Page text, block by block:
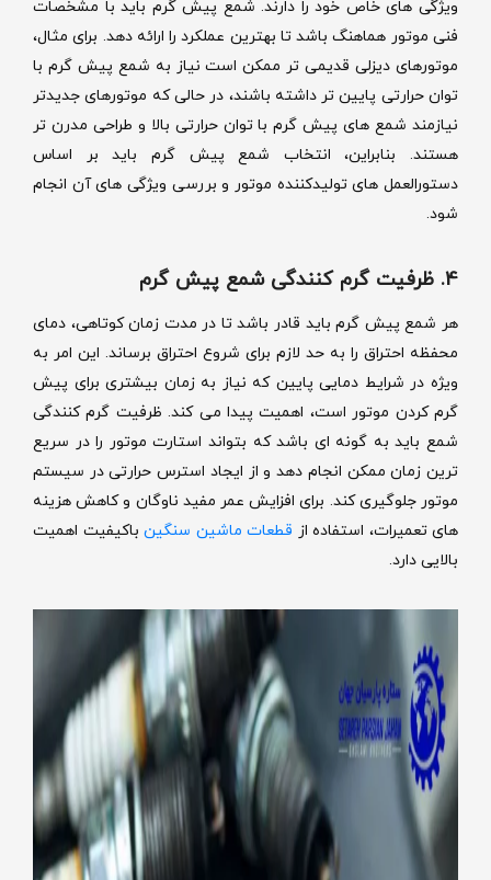
ویژگی های خاص خود را دارند. شمع پیش گرم باید با مشخصات
فنی موتور هماهنگ باشد تا بهترین عملکرد را ارائه دهد. برای مثال،
موتورهای دیزلی قدیمی تر ممکن است نیاز به شمع پیش گرم با
توان حرارتی پایین تر داشته باشند، در حالی که موتورهای جدیدتر
نیازمند شمع های پیش گرم با توان حرارتی بالا و طراحی مدرن تر
هستند. بنابراین، انتخاب شمع پیش گرم باید بر اساس
دستورالعمل های تولیدکننده موتور و بررسی ویژگی های آن انجام
شود.
4. ظرفیت گرم کنندگی شمع پیش گرم
هر شمع پیش گرم باید قادر باشد تا در مدت زمان کوتاهی، دمای
محفظه احتراق را به حد لازم برای شروع احتراق برساند. این امر به
ویژه در شرایط دمایی پایین که نیاز به زمان بیشتری برای پیش
گرم کردن موتور است، اهمیت پیدا می کند. ظرفیت گرم کنندگی
شمع باید به گونه ای باشد که بتواند استارت موتور را در سریع
ترین زمان ممکن انجام دهد و از ایجاد استرس حرارتی در سیستم
موتور جلوگیری کند. برای افزایش عمر مفید ناوگان و کاهش هزینه‌
های تعمیرات، استفاده از قطعات ماشین سنگین باکیفیت اهمیت
بالایی دارد.